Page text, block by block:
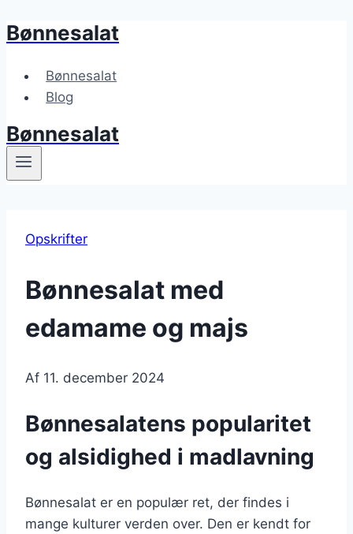
Fortsæt
indhold
Bønnesalat
Bønnesalat
Blog
Bønnesalat
Opskrifter
Bønnesalat med
edamame og majs
Af 11. december 2024
Bønnesalatens popularitet
og alsidighed i madlavning
Bønnesalat er en populær ret, der findes i
mange kulturer verden over. Den er kendt for